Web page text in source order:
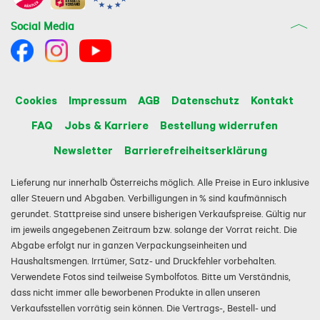
Social Media
Cookies Impressum AGB Datenschutz
Kontakt
FAQ
Jobs & Karriere
Bestellung widerrufen
Newsletter
Barrierefreiheitserklärung
Lieferung nur innerhalb Österreichs möglich. Alle Preise in Euro inklusive
aller Steuern und Abgaben. Verbilligungen in % sind kaufmännisch
gerundet. Stattpreise sind unsere bisherigen Verkaufspreise. Gültig nur
im jeweils angegebenen Zeitraum bzw. solange der Vorrat reicht. Die
Abgabe erfolgt nur in ganzen Verpackungseinheiten und
Haushaltsmengen. Irrtümer, Satz- und Druckfehler vorbehalten.
Verwendete Fotos sind teilweise Symbolfotos. Bitte um Verständnis,
dass nicht immer alle beworbenen Produkte in allen unseren
Verkaufsstellen vorrätig sein können. Die Vertrags-, Bestell- und